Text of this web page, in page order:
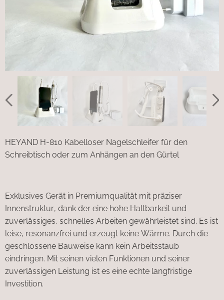
HEYAND H-810 Kabelloser Nagelschleifer für den
Schreibtisch oder zum Anhängen an den Gürtel
Exklusives Gerät in Premiumqualität mit präziser
Innenstruktur, dank der eine hohe Haltbarkeit und
zuverlässiges, schnelles Arbeiten gewährleistet sind. Es ist
leise, resonanzfrei und erzeugt keine Wärme. Durch die
geschlossene Bauweise kann kein Arbeitsstaub
eindringen. Mit seinen vielen Funktionen und seiner
zuverlässigen Leistung ist es eine echte langfristige
Investition.